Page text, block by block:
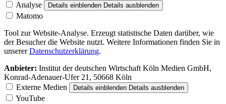
Analyse
Details einblenden Details ausblenden
Matomo
Tool zur Website-Analyse. Erzeugt statistische Daten darüber, wie
der Besucher die Website nutzt. Weitere Informationen finden Sie in
unsererDatenschutzerklärung.
Anbieter: Institut der deutschen Wirtschaft Köln Medien GmbH,
Konrad-Adenauer-Ufer 21, 50668 Köln
Externe Medien
Details einblenden Details ausblenden
YouTube